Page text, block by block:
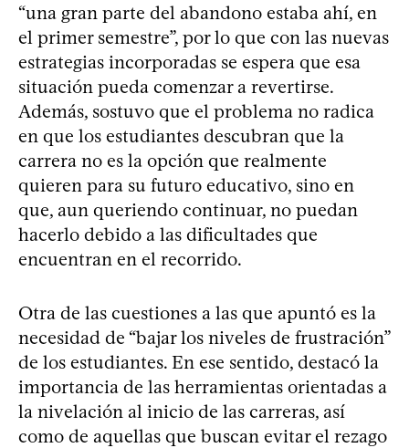
“una gran parte del abandono estaba ahí, en
el primer semestre”, por lo que con las nuevas
estrategias incorporadas se espera que esa
situación pueda comenzar a revertirse.
Además, sostuvo que el problema no radica
en que los estudiantes descubran que la
carrera no es la opción que realmente
quieren para su futuro educativo, sino en
que, aun queriendo continuar, no puedan
hacerlo debido a las dificultades que
encuentran en el recorrido.
Otra de las cuestiones a las que apuntó es la
necesidad de “bajar los niveles de frustración”
de los estudiantes. En ese sentido, destacó la
importancia de las herramientas orientadas a
la nivelación al inicio de las carreras, así
como de aquellas que buscan evitar el rezago